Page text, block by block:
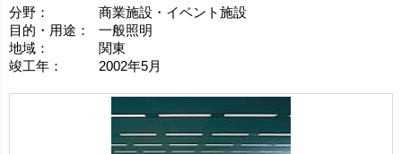
分野：
商業施設・イベント施設
目的・用途：
一般照明
地域：
関東
竣工年：
2002年5月